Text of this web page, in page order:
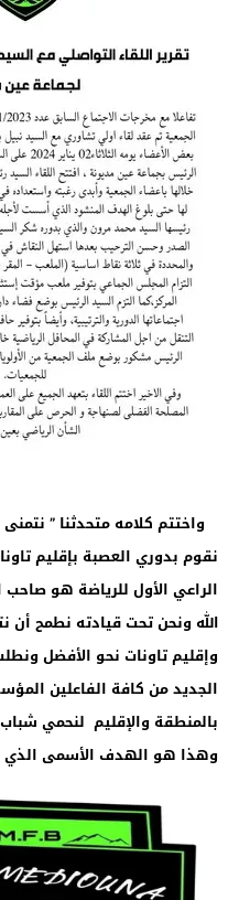
واختتم كلامه متحدثنا ”
نقوم بدوري العصبة بإقليم
الراعي الأول للرياضة هو
الله ونحن تحت قيادته نطمح أن
وإقليم تاونات نحو الأفضل
الجديد من كافة الفاعلين
بالمنطقة والإقليم لنحمي
وهذا هو الهدف الأسمى الذي